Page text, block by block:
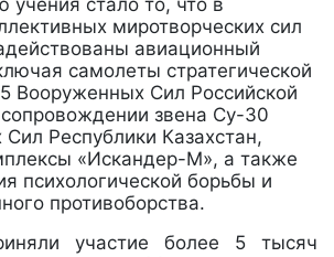
учения стало то, что в
миротворческих сил
авиационный
самолеты стратегической
Вооруженных Сил Российской
звена Су-30
Республики Казахстан,
«Искандер-М», а также
психологической борьбы и
противоборства.
участие более 5 тысяч